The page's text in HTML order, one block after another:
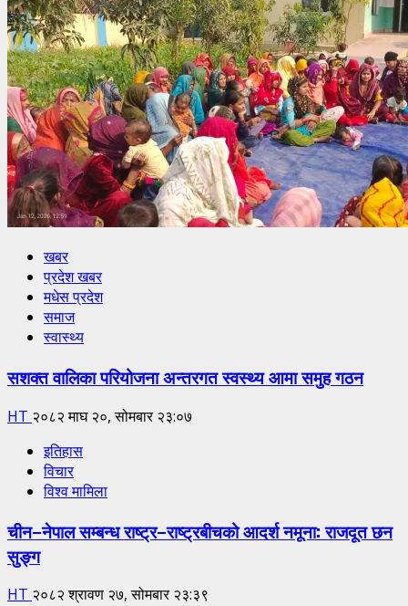
खबर
प्रदेश खबर
मधेस प्रदेश
समाज
स्वास्थ्य
सशक्त वालिका परियोजना अन्तरगत स्वस्थ्य आमा समुह गठन
HT २०८२ माघ २०, सोमबार २३:०७
इतिहास
विचार
विश्व मामिला
चीन–नेपाल सम्बन्ध राष्ट्र–राष्ट्रबीचको आदर्श नमूना: राजदूत छन
सुङ्ग
HT २०८२ श्रावण २७, सोमबार २३:३९